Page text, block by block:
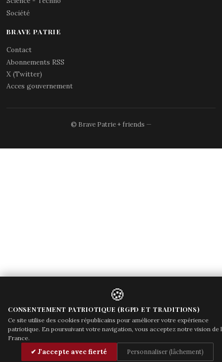
Société
BRAVE PATRIE
Contact
Abonnements RSS
X (Twitter)
Acces gouvernement
© Brave Patrie + friends —
🍪
CONSENTEMENT PATRIOTIQUE (RGPD ET TRADITIONS)
Ce site utilise des cookies républicains pour améliorer votre expérience
patriotique. En poursuivant votre navigation, vous acceptez notre vision de
France.
✔ J'accepte avec fierté Personnaliser (lâchement)